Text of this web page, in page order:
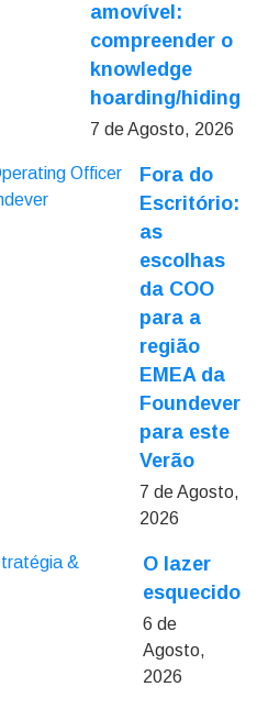
amovível:
compreender o
knowledge
hoarding/hiding
7 de Agosto, 2026
Fora do
Escritório:
as
escolhas
da COO
para a
região
EMEA da
Foundever
para este
Verão
7 de Agosto,
2026
O lazer
esquecido
6 de
Agosto,
2026